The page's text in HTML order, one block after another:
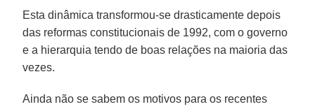
Esta dinâmica transformou-se drasticamente depois
das reformas constitucionais de 1992, com o governo
e a hierarquia tendo de boas relações na maioria das
vezes.
Ainda não se sabem os motivos para os recentes